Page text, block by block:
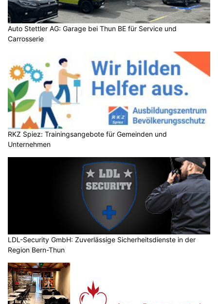
Auto Stettler AG: Garage bei Thun BE für Service und
Carrosserie
RKZ Spiez: Trainingsangebote für Gemeinden und
Unternehmen
LDL-Security GmbH: Zuverlässige Sicherheitsdienste in der
Region Bern-Thun